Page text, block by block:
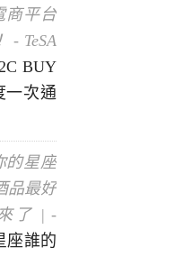
商平台
- TeSA
BUY
一次通
的星座
品最好
了 | -
座誰的